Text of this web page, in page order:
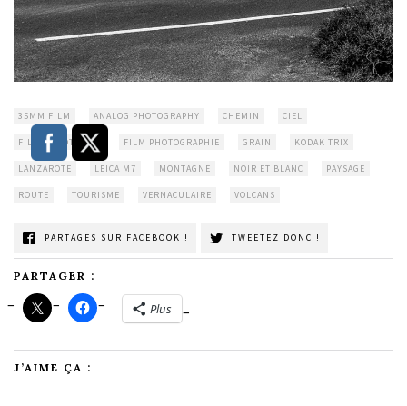
35MM FILM ANALOG PHOTOGRAPHY CHEMIN CIEL
FILM IS NOT DEAD FILM PHOTOGRAPHIE GRAIN KODAK TRIX
LANZAROTE LEICA M7 MONTAGNE NOIR ET BLANC PAYSAGE
ROUTE TOURISME VERNACULAIRE VOLCANS
PARTAGES SUR FACEBOOK ! TWEETEZ DONC !
PARTAGER :
Plus
J’AIME ÇA :